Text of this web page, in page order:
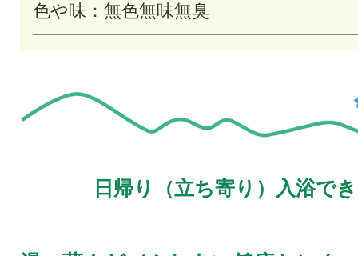
色や味：無色無味無臭
日帰り（立ち寄り）入浴で